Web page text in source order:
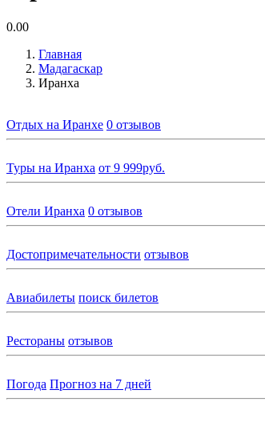
0.00
Главная
Мадагаскар
Иранха
Отдых на Иранхе 0 отзывов
Туры на Иранха от 9 999руб.
Отели Иранха 0 отзывов
Достопримечательности отзывов
Авиабилеты поиск билетов
Рестораны отзывов
Погода Прогноз на 7 дней